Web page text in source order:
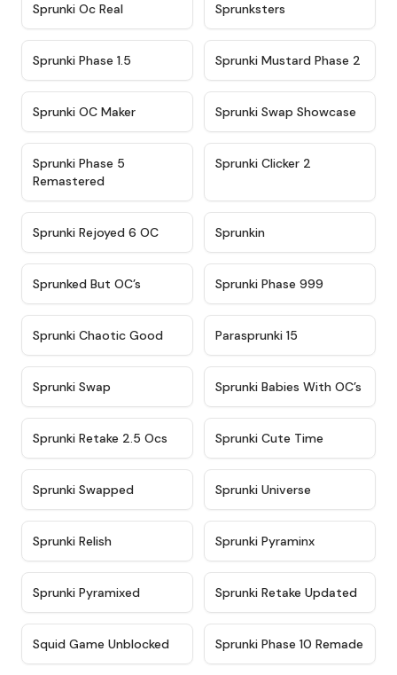
Sprunki Oc Real Sprunksters
Sprunki Phase 1.5 ★ 4.4
Sprunki Mustard Phase 2
Sprunki OC Maker ★ 4.6
Sprunki Swap Showcase
Sprunki Phase 5
Remastered
Sprunki Clicker 2
★ 4.4
Sprunki Rejoyed 6 OC Sprunkin
Sprunked But OC’s Sprunki Phase 999
★ 4.7
Sprunki Chaotic Good Parasprunki 15
Sprunki Swap ★ 4.8
Sprunki Babies With OC’s
★ 4.6
Sprunki Retake 2.5 Ocs Sprunki Cute Time
Sprunki Swapped Sprunki Universe
Sprunki Relish Sprunki Pyraminx
Sprunki Pyramixed ★ 4.3
Sprunki Retake Updated
★ 4.6
Squid Game Unblocked ★ 4.6
Sprunki Phase 10 Remade